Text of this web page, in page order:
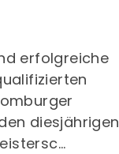
erfolgreiche
diesjährigen